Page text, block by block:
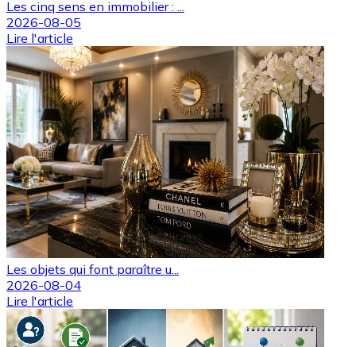
Les cinq sens en immobilier : ...
2026-08-05
Lire l'article
Les objets qui font paraître u...
2026-08-04
Lire l'article